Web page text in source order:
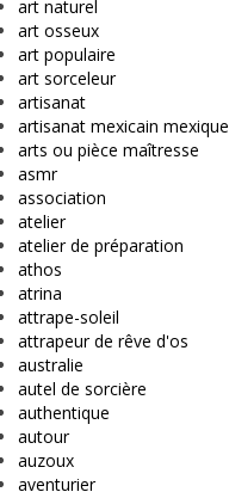
art naturel
art osseux
art populaire
art sorceleur
artisanat
artisanat mexicain mexique
arts ou pièce maîtresse
asmr
association
atelier
atelier de préparation
athos
atrina
attrape-soleil
attrapeur de rêve d'os
australie
autel de sorcière
authentique
autour
auzoux
aventurier